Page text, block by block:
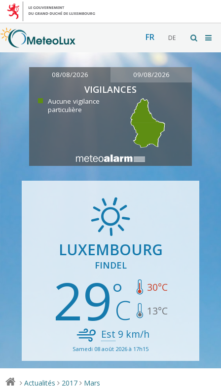
FR DE
08/08/2026 09/08/2026
VIGILANCES
Aucune vigilance
particulière
LUXEMBOURG
FINDEL
29 30°C
13°C
Est 9 km/h
Samedi 08 août 2026 à 17h15
> Actualités > 2017 > Mars